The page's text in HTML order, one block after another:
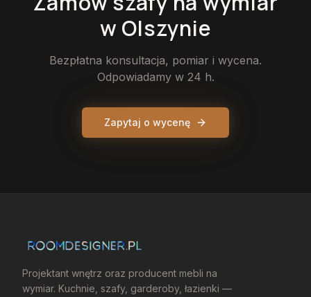
w Olszynie
Bezpłatna konsultacja, pomiar i wycena.
Odpowiadamy w 24 h.
Zapytaj o wycenę
Projektant wnętrz oraz producent mebli na
wymiar. Kuchnie, szafy, garderoby, łazienki —